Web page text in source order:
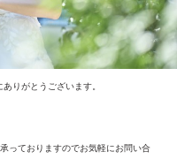
りがとうございます。
っておりますのでお気軽にお問い合